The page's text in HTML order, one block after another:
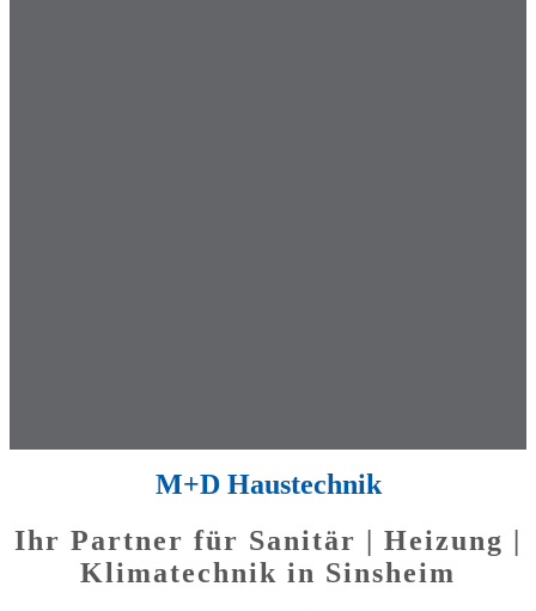
M+D Haustechnik
Ihr Partner für Sanitär | Heizung |
Klimatechnik in Sinsheim